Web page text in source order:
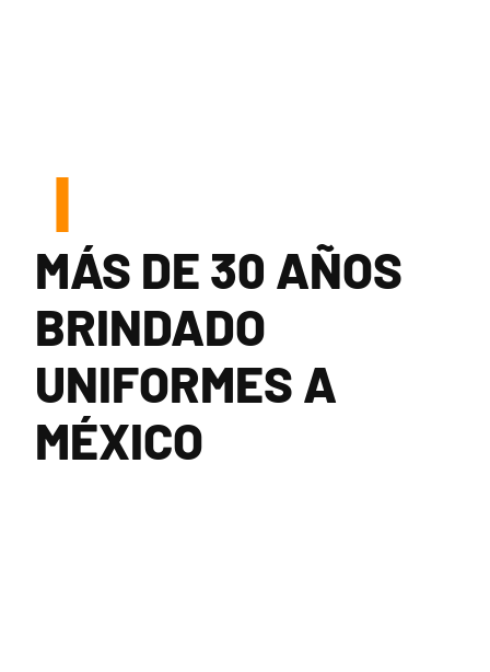
MÁS DE 30 AÑOS
BRINDADO
UNIFORMES A
MÉXICO